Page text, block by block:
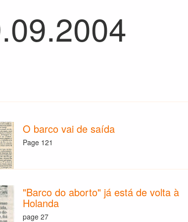
O barco vai de saída
Page 121
"Barco do aborto" já está de volta à
Holanda
page 27